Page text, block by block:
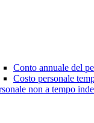
Conto annuale del
Costo personale
non a tempo